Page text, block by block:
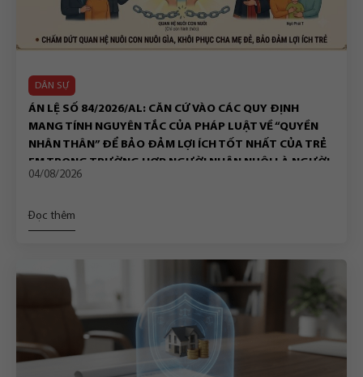
DÂN SỰ
ÁN LỆ SỐ 84/2026/AL: CĂN CỨ VÀO CÁC QUY ĐỊNH
MANG TÍNH NGUYÊN TẮC CỦA PHÁP LUẬT VỀ “QUYỀN
NHÂN THÂN” ĐỂ BẢO ĐẢM LỢI ÍCH TỐT NHẤT CỦA TRẺ
EM TRONG TRƯỜNG HỢP NGƯỜI NHẬN NUÔI LÀ NGƯỜI
ĐỘC THÂN CHẾT
04/08/2026
Đọc thêm